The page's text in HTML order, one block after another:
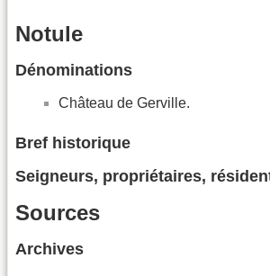
Notule
Dénominations
Château de Gerville.
Bref historique
Seigneurs, propriétaires,
Sources
Archives